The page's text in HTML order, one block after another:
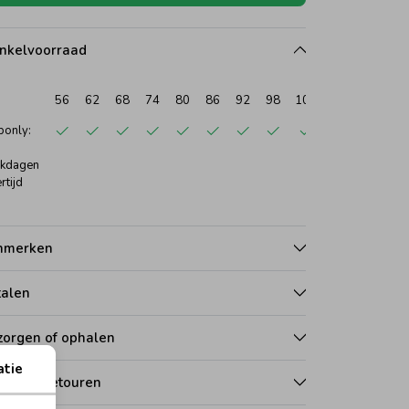
56 62 68 74 80 86 92 98 104
of ophalen
en retouren